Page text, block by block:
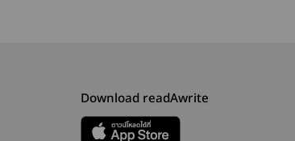
Download readAwrite